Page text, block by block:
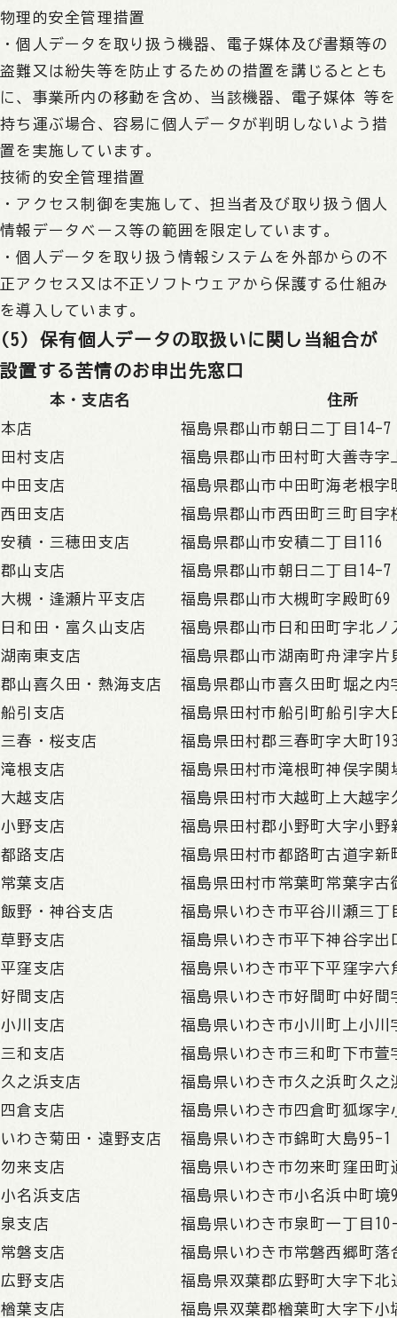
物理的安全管理措置
・個人データを取り扱う機器、電子媒体及び書類等の
盗難又は紛失等を防止するための措置を講じるととも
に、事業所内の移動を含め、当該機器、電子媒体 等を
持ち運ぶ場合、容易に個人データが判明しないよう措
置を実施しています。
技術的安全管理措置
・アクセス制御を実施して、担当者及び取り扱う個人
情報データベース等の範囲を限定しています。
・個人データを取り扱う情報システムを外部からの不
正アクセス又は不正ソフトウェアから保護する仕組み
を導入しています。
(5) 保有個人データの取扱いに関し当組合が
設置する苦情のお申出先窓口
本・支店名
住所
本店
福島県郡山市朝日二丁目14-7
田村支店
福島県郡山市田村町大善寺字
中田支店
福島県郡山市中田町海老根字
西田支店
福島県郡山市西田町三町目字
安積・三穂田支店
福島県郡山市安積二丁目116
郡山支店
福島県郡山市朝日二丁目14-7
大槻・逢瀬片平支店
福島県郡山市大槻町字殿町69
日和田・富久山支店
福島県郡山市日和田町字北ノ
湖南東支店
福島県郡山市湖南町舟津字片
郡山喜久田・熱海支店
福島県郡山市喜久田町堀之内
船引支店
福島県田村市船引町船引字大
三春・桜支店
福島県田村郡三春町字大町
滝根支店
福島県田村市滝根町神俣字関
大越支店
福島県田村市大越町上大越字
小野支店
福島県田村郡小野町大字小野
都路支店
福島県田村市都路町古道字新
常葉支店
福島県田村市常葉町常葉字古
飯野・神谷支店
福島県いわき市平谷川瀬三丁
草野支店
福島県いわき市平下神谷字出
平窪支店
福島県いわき市平下平窪字六
好間支店
福島県いわき市好間町中好間
小川支店
福島県いわき市小川町上小川
三和支店
福島県いわき市三和町下市萱
久之浜支店
福島県いわき市久之浜町久之
四倉支店
福島県いわき市四倉町狐塚字
いわき菊田・遠野支店
福島県いわき市錦町大島95-1
勿来支店
福島県いわき市勿来町窪田町
小名浜支店
福島県いわき市小名浜中町境
泉支店
福島県いわき市泉町一丁目
常磐支店
福島県いわき市常磐西郷町落
広野支店
福島県双葉郡広野町大字下北
楢葉支店
福島県双葉郡楢葉町大字下小